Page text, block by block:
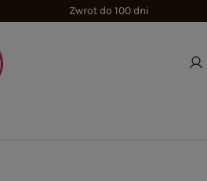
Zwrot do 100 dni